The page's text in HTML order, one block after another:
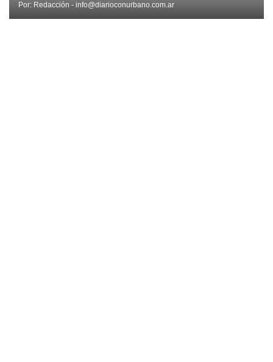
Por: Redacción - info@diarioconurbano.com.ar